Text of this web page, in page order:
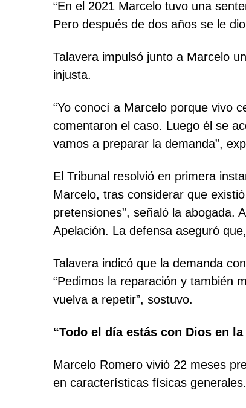
“En el 2021 Marcelo tuvo una
Pero después de dos años se le
Talavera impulsó junto a Marcelo
injusta.
“Yo conocí a Marcelo porque vivo
comentaron el caso. Luego él se
vamos a preparar la demanda”,
El Tribunal resolvió en primera
Marcelo, tras considerar que
pretensiones”, señaló la abogada.
Apelación. La defensa aseguró
Talavera indicó que la demanda
“Pedimos la reparación y también
vuelva a repetir”, sostuvo.
“Todo el día estás con Dios en
Marcelo Romero vivió 22 meses
en características físicas generales.